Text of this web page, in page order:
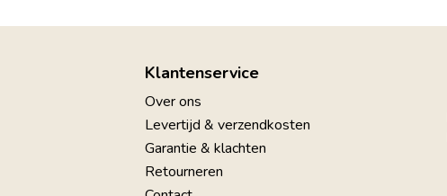
Klantenservice
Over ons
Levertijd & verzendkosten
Garantie & klachten
Retourneren